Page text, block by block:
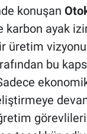
konuşan
ayak
üretim
bu